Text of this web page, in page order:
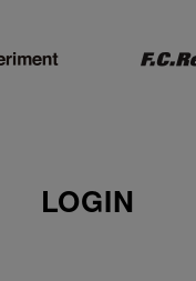
LOGIN